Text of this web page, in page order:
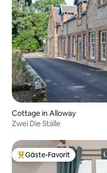
Cottage in Alloway
Zwei Die Ställe
Beliebter Gäste-Favorit.
Gäste-Favorit